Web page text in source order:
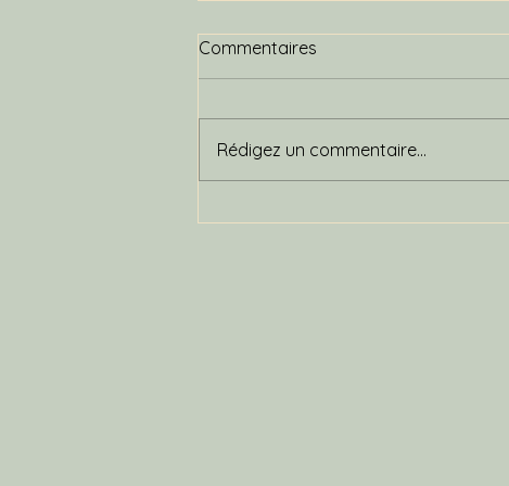
Commentaires
Rédigez un commentaire...